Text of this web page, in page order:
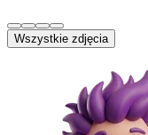
Wszystkie zdjęcia